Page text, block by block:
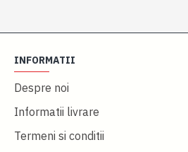
INFORMATII
Despre noi
Informatii livrare
Termeni si conditii